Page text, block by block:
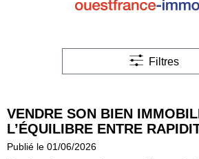
VENDRE SON BIEN
L’ÉQUILIBRE ENTRE
Publié le 01/06/2026
Filtres